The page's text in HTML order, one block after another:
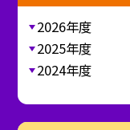
2026年度
2025年度
2024年度